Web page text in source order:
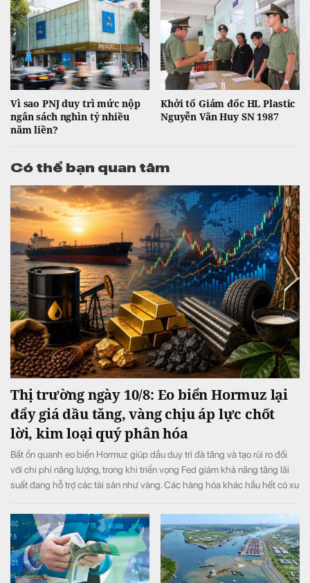
Vì sao PNJ duy trì mức nộp
ngân sách nghìn tỷ nhiều
năm liền?
Khởi tố Giám đốc HL Plastic
Nguyễn Văn Huy SN 1987
Có thể bạn quan tâm
Thị trường ngày 10/8: Eo biển Hormuz lại
đẩy giá dầu tăng, vàng chịu áp lực chốt
lời, kim loại quý phân hóa
Bất ổn quanh eo biển Hormuz giúp dầu duy trì đà tăng và tạo rủi ro đối
với chi phí năng lượng, trong khi triển vọng Fed giảm khả năng tăng lãi
suất đang hỗ trợ các tài sản như vàng. Các hàng hóa khác hầu hết có xu